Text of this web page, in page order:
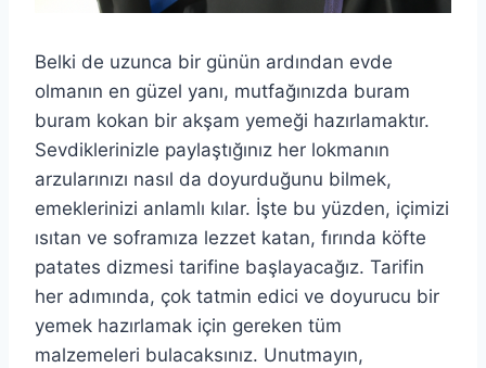
Belki de uzunca bir günün ardından evde
olmanın en güzel yanı, mutfağınızda buram
buram kokan bir akşam yemeği hazırlamaktır.
Sevdiklerinizle paylaştığınız her lokmanın
arzularınızı nasıl da doyurduğunu bilmek,
emeklerinizi anlamlı kılar. İşte bu yüzden, içimizi
ısıtan ve soframıza lezzet katan, fırında köfte
patates dizmesi tarifine başlayacağız. Tarifin
her adımında, çok tatmin edici ve doyurucu bir
yemek hazırlamak için gereken tüm
malzemeleri bulacaksınız. Unutmayın,